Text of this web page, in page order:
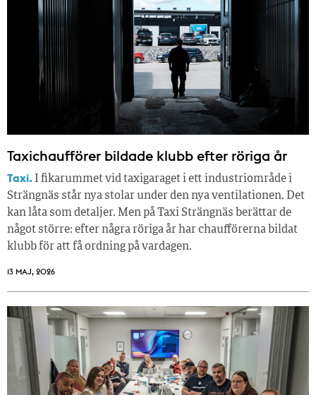
Taxichaufförer bildade klubb efter röriga år
Taxi. I fikarummet vid taxigaraget i ett industriområde i
Strängnäs står nya stolar under den nya ventilationen. Det
kan låta som detaljer. Men på Taxi Strängnäs berättar de
något större: efter några röriga år har chaufförerna bildat
klubb för att få ordning på vardagen.
13 MAJ, 2026